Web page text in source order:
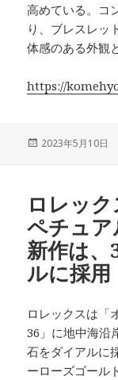
高めている。コ
り、ブレスレッ
体感のある外観
https://
投
2023年5月10日
ロレッ
ペチュ
新作は、
ルに採用
ロレックスは「
36」に地中海沿
石をダイアルに
ーローズゴール